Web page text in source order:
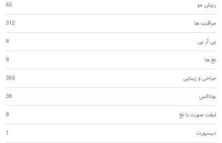
ریزش مو 65
مراقبت ها 312
پی آر پی 8
نخ ها 8
جراحی و زیبایی 365
بوتاکس 38
لیفت صورت با نخ 8
دیسپورت 1